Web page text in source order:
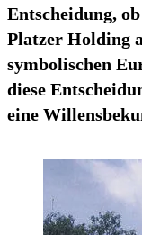
Entscheidung,
Platzer Holding
symbolischen
diese
eine